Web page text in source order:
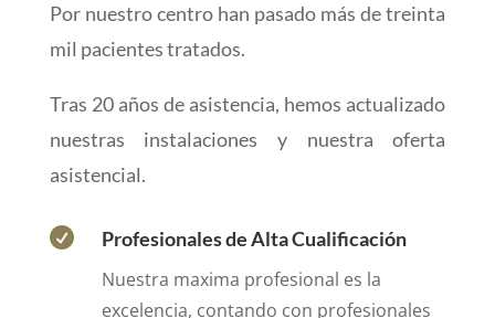
Por nuestro centro han pasado más de treinta
mil pacientes tratados.
Tras 20 años de asistencia, hemos actualizado
nuestras instalaciones y nuestra oferta
asistencial.

Profesionales de Alta Cualificación
Nuestra maxima profesional es la
excelencia, contando con profesionales